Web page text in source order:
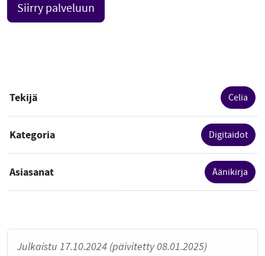
Siirry palveluun
Tekijä Celia
Kategoria Digitaidot
Asiasanat Äänikirja
Julkaistu 17.10.2024 (päivitetty 08.01.2025)